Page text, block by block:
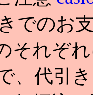
でのお
それぞ
、代引